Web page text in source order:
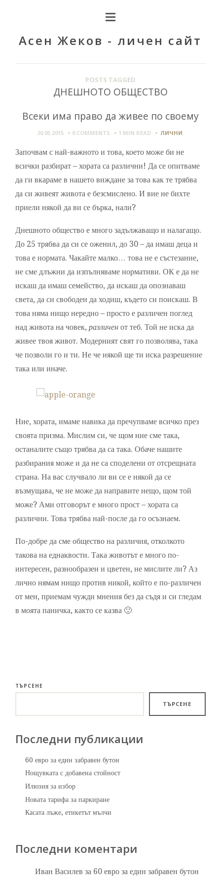
Асен Жеков - личен сайт
POSTS TAGGED
ДНЕШНОТО ОБЩЕСТВО
Всеки има право да живее по своему
20.05.2015 0 COMMENTS 1 MIN READ ЛИЧНИ
Започвам с най-важното и това, което може би не
всички разбират – хората са различни! Да се опитваме
да ги вкараме в нашето виждане за това как те трябва
да си живеят живота е безсмислено. И вие не бихте
приели някой да ви се бърка, нали?
Днешното общество е много задължаващо и налагащо.
До 25 трябва да си се оженил, до 30 – да имаш деца и
това е нормата. Чакайте малко… това не е състезание,
не сме длъжни да изпълняваме нормативи. ОК е да не
искаш да имаш семейство, да искаш да опознаваш
света, да си свободен да ходиш, където си поискаш. В
това няма нищо нередно – просто е различен поглед
над живота на човек,различен от теб. Той не иска да
живее твоя живот. Модерният свят го позволява, така
че позволи го и ти. Не че някой ще ти иска разрешение
така или иначе.
Ние, хората, имаме навика да пречупваме всичко през
своята призма. Мислим си, че щом ние сме така,
останалите също трябва да са така. Обаче нашите
разбирания може и да не са споделени от отсрещната
страна. На вас случвало ли ви се е някой да се
възмущава, че не може да направите нещо, щом той
може? Ами отговорът е много прост – хората са
различни. Това трябва най-после да го осъзнаем.
По-добре да сме общество на различия, отколкото
такова на еднаквости. Така животът е много по-
интересен, разнообразен и цветен, не мислите ли? Аз
лично нямам нищо против никой, който е по-различен
от мен, приемам чужди мнения без да съдя и си гледам
в моята паничка, както се казва 🙂
ТЪРСЕНЕ
ТЪРСЕНЕ
Последни публикации
60 евро за един забравен бутон
Нощувката с добавена стойност
Илюзия за избор
Новата тарифа за паркиране
Касата лъже, етикетът мълчи
Последни коментари
Иван Василев за 60 евро за един забравен бутон